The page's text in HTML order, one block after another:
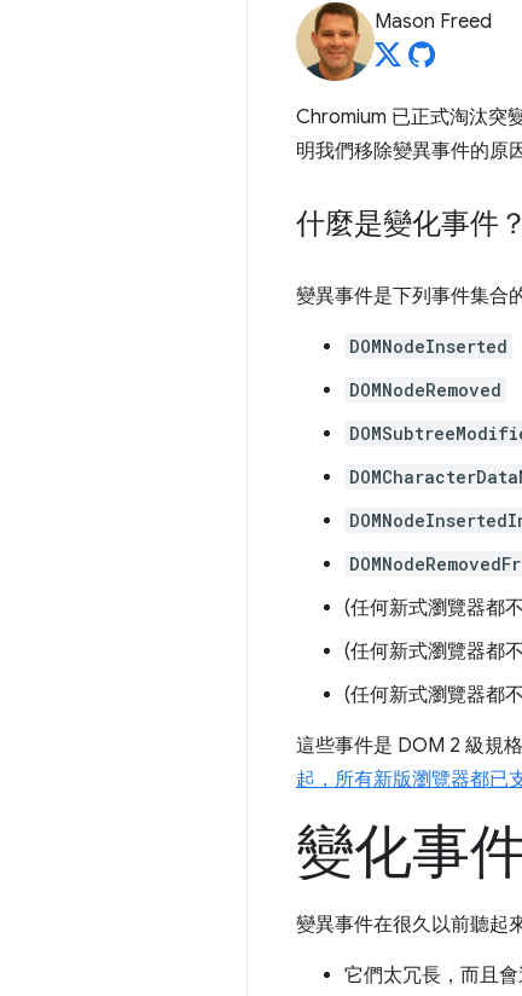
Mason Freed
Chromium 已正式淘汰突
明我們移除變異事件的原
什麼是變化事件？
變異事件是下列事件集合
DOMNodeInserted
DOMNodeRemoved
(任何新式瀏覽器都
(任何新式瀏覽器都
(任何新式瀏覽器都
這些事件是 DOM 2 級規
起，所有新版瀏覽器都已
變化事
變異事件在很久以前聽起
它們太冗長，而且